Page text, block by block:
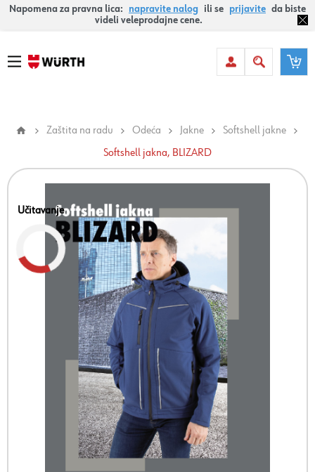
Napomena za pravna lica: napravite nalog ili se prijavite da biste
videli veleprodajne cene.
Zaštita na radu Odeća Jakne
Softshell jakne
Softshell jakna, BLIZARD
Učitavanje